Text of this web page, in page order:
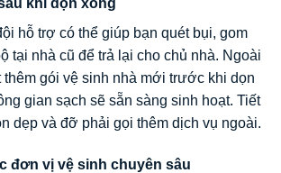
hỗ trợ có thể giúp bạn quét bụi, gom
tại nhà cũ để trả lại cho chủ nhà. Ngoài
thêm gói vệ sinh nhà mới trước khi dọn
gian sạch sẽ sẵn sàng sinh hoạt. Tiết
dẹp và đỡ phải gọi thêm dịch vụ ngoài.
đơn vị vệ sinh chuyên sâu